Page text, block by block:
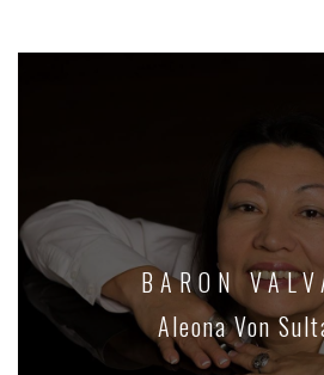
BARON
Aleona Von